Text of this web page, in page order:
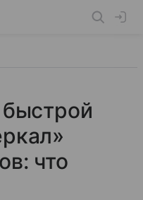
что